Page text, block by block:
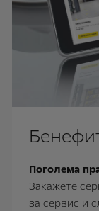
Поголема
Закажете
за сервис и